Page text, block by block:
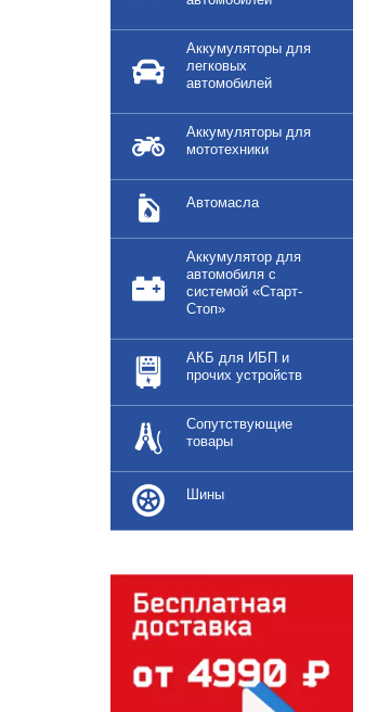
Аккумуляторы для
легковых
автомобилей
Аккумуляторы для
мототехники
Автомасла
Аккумулятор для
автомобиля с
системой «Старт-
Стоп»
АКБ для ИБП и
прочих устройств
Сопутствующие
товары
Шины